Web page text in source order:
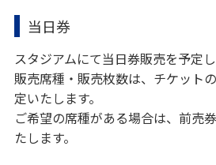
当日券
スタジアムにて当日券販売を予定し
販売席種・販売枚数は、チケット
定いたします。
ご希望の席種がある場合は、前売
たします。